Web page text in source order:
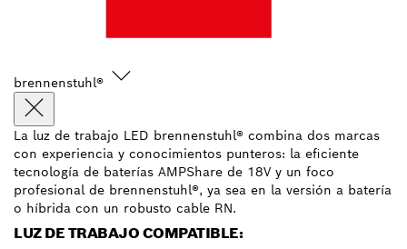
brennenstuhl®
La luz de trabajo LED brennenstuhl® combina dos marcas
con experiencia y conocimientos punteros: la eficiente
tecnología de baterías AMPShare de 18V y un foco
profesional de brennenstuhl®, ya sea en la versión a batería
o híbrida con un robusto cable RN.
LUZ DE TRABAJO COMPATIBLE: